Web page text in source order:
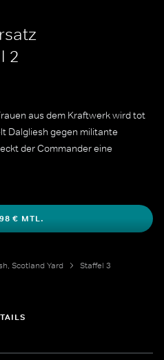
2
aus dem Kraftwerk wird tot
Dalgliesh gegen militante
der Commander eine
€ MTL.
Scotland Yard
Staffel 3